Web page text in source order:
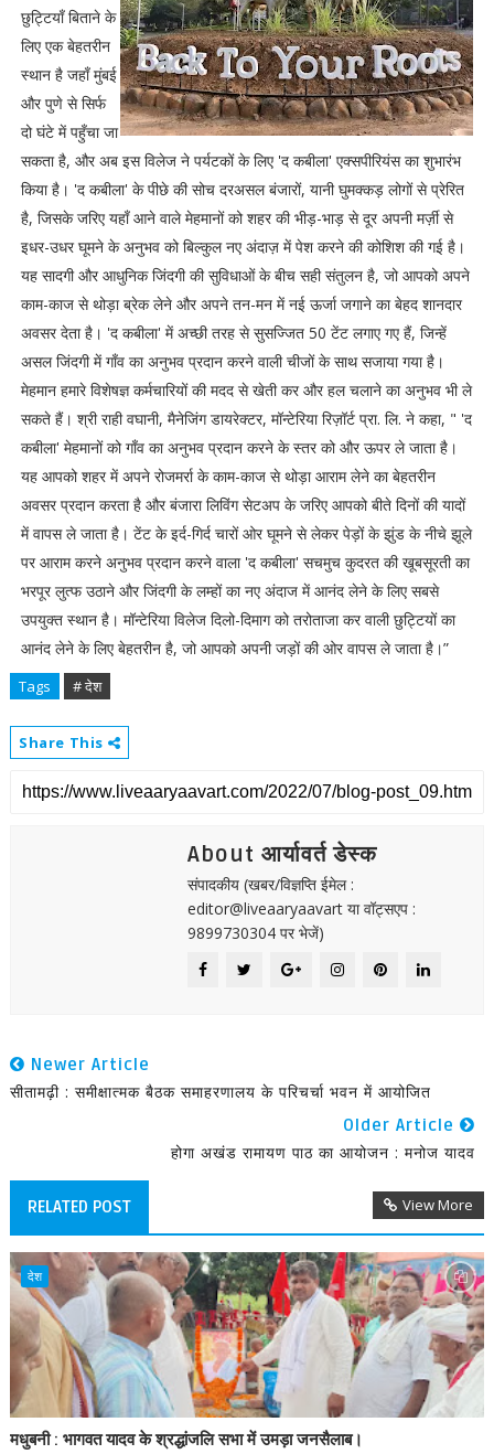
छुट्टियाँ बिताने के
लिए एक बेहतरीन
स्थान है जहाँ मुंबई
और पुणे से सिर्फ
दो घंटे में पहुँचा जा
सकता है, और अब इस विलेज ने पर्यटकों के लिए 'द कबीला' एक्सपीरियंस का शुभारंभ
किया है। 'द कबीला' के पीछे की सोच दरअसल बंजारों, यानी घुमक्कड़ लोगों से प्रेरित
है, जिसके जरिए यहाँ आने वाले मेहमानों को शहर की भीड़-भाड़ से दूर अपनी मर्ज़ी से
इधर-उधर घूमने के अनुभव को बिल्कुल नए अंदाज़ में पेश करने की कोशिश की गई है।
यह सादगी और आधुनिक जिंदगी की सुविधाओं के बीच सही संतुलन है, जो आपको अपने
काम-काज से थोड़ा ब्रेक लेने और अपने तन-मन में नई ऊर्जा जगाने का बेहद शानदार
अवसर देता है। 'द कबीला' में अच्छी तरह से सुसज्जित 50 टेंट लगाए गए हैं, जिन्हें
असल जिंदगी में गाँव का अनुभव प्रदान करने वाली चीजों के साथ सजाया गया है।
मेहमान हमारे विशेषज्ञ कर्मचारियों की मदद से खेती कर और हल चलाने का अनुभव भी ले
सकते हैं। श्री राही वघानी, मैनेजिंग डायरेक्टर, मॉन्टेरिया रिज़ॉर्ट प्रा. लि. ने कहा, " 'द
कबीला' मेहमानों को गाँव का अनुभव प्रदान करने के स्तर को और ऊपर ले जाता है।
यह आपको शहर में अपने रोजमर्रा के काम-काज से थोड़ा आराम लेने का बेहतरीन
अवसर प्रदान करता है और बंजारा लिविंग सेटअप के जरिए आपको बीते दिनों की यादों
में वापस ले जाता है। टेंट के इर्द-गिर्द चारों ओर घूमने से लेकर पेड़ों के झुंड के नीचे झूले
पर आराम करने अनुभव प्रदान करने वाला 'द कबीला' सचमुच कुदरत की खूबसूरती का
भरपूर लुत्फ उठाने और जिंदगी के लम्हों का नए अंदाज में आनंद लेने के लिए सबसे
उपयुक्त स्थान है। मॉन्टेरिया विलेज दिलो-दिमाग को तरोताजा कर वाली छुट्टियों का
आनंद लेने के लिए बेहतरीन है, जो आपको अपनी जड़ों की ओर वापस ले जाता है।”
Tags # देश
Share This
About आर्यावर्त डेस्क
संपादकीय (खबर/विज्ञप्ति ईमेल :
editor@liveaaryaavart या वॉट्सएप :
9899730304 पर भेजें)
Newer Article
सीतामढ़ी : समीक्षात्मक बैठक समाहरणालय के परिचर्चा भवन में आयोजित
Older Article
होगा अखंड रामायण पाठ का आयोजन : मनोज यादव
RELATED POST View More
देश
मधुबनी : भागवत यादव के श्रद्धांजलि सभा में उमड़ा जनसैलाब।